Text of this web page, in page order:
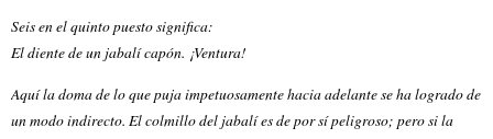
Seis en el quinto puesto significa:
El diente de un jabalí capón. ¡Ventura!
Aquí la doma de lo que puja impetuosamente hacia adelante se ha logrado de
un modo indirecto. El colmillo del jabalí es de por sí peligroso; pero si la